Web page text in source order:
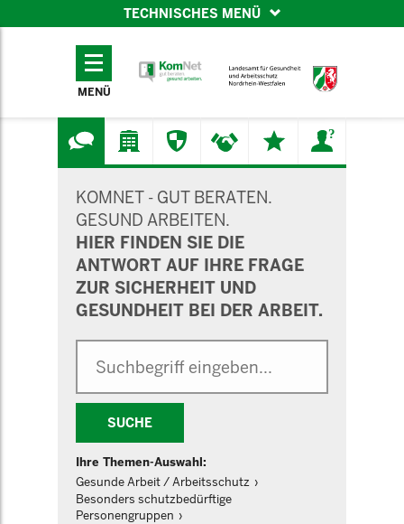
TECHNISCHES MENÜ
TECHNISCHES
MENÜ
KOMNET - GUT BERATEN.
GESUND ARBEITEN.
HIER FINDEN SIE DIE
ANTWORT AUF IHRE FRAGE
ZUR SICHERHEIT UND
GESUNDHEIT BEI DER ARBEIT.
SUCHE
Ihre Themen-Auswahl:
Gesunde Arbeit / Arbeitsschutz
Besonders schutzbedürftige
Personengruppen